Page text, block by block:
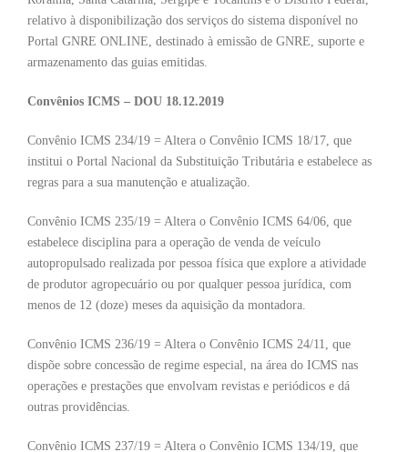
relativo à disponibilização dos serviços do sistema disponível no
Portal GNRE ONLINE, destinado à emissão de GNRE, suporte e
armazenamento das guias emitidas.
Convênios ICMS – DOU 18.12.2019
Convênio ICMS 234/19 = Altera o Convênio ICMS 18/17, que
institui o Portal Nacional da Substituição Tributária e estabelece as
regras para a sua manutenção e atualização.
Convênio ICMS 235/19 = Altera o Convênio ICMS 64/06, que
estabelece disciplina para a operação de venda de veículo
autopropulsado realizada por pessoa física que explore a atividade
de produtor agropecuário ou por qualquer pessoa jurídica, com
menos de 12 (doze) meses da aquisição da montadora.
Convênio ICMS 236/19 = Altera o Convênio ICMS 24/11, que
dispõe sobre concessão de regime especial, na área do ICMS nas
operações e prestações que envolvam revistas e periódicos e dá
outras providências.
Convênio ICMS 237/19 = Altera o Convênio ICMS 134/19, que